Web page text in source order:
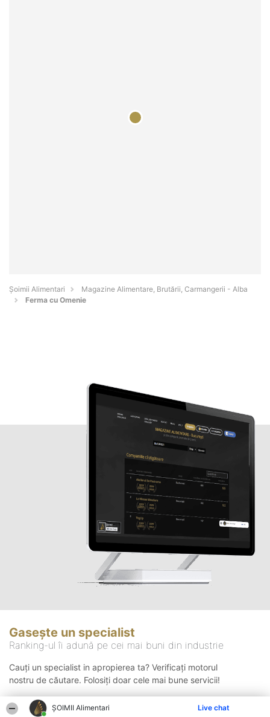
ŞOIMII Alimentari Live chat
Şoimii Alimentari
Magazine Alimentare, Brutării, Carmangerii - Alba
Ferma cu Omenie
Gasește un specialist
Ranking-ul îi adună pe cei mai buni din industrie
Cauți un specialist in apropierea ta? Verificați motorul
nostru de căutare. Folosiți doar cele mai bune servicii!